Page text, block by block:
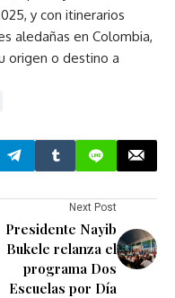
y con itinerarios
aledañas en Colombia,
origen o destino a
Next Post
Presidente Nayib
Bukele relanza el
programa Dos
Escuelas por Día